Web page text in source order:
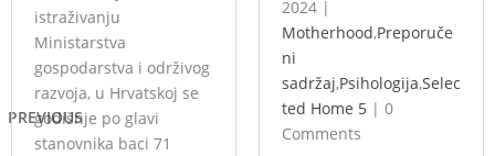
PREVIOUS
istraživanju
Ministarstva
gospodarstva i održivog
razvoja, u Hrvatskoj se
godišnje po glavi
stanovnika baci 71
2024 |
Motherhood,Preporuče
ni
sadržaj,Psihologija,Selec
ted Home 5 | 0
Comments